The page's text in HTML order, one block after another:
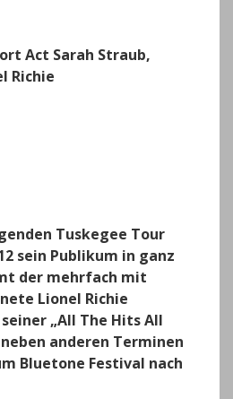
mAct Sarah Straub,
Richie
Tuskegee Tour
sein Publikum in ganz
der mehrfach mit
Lionel Richie
„All The Hits All
anderen Terminen
Bluetone Festival nach